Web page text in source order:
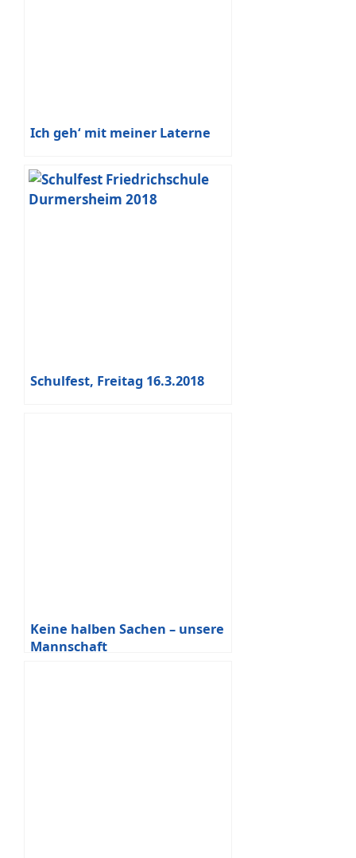
Ich geh‘ mit meiner Laterne
Schulfest, Freitag 16.3.2018
Keine halben Sachen – unsere
Mannschaft